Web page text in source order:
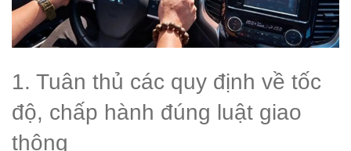
1. Tuân thủ các quy định về tốc
độ, chấp hành đúng luật giao
thông